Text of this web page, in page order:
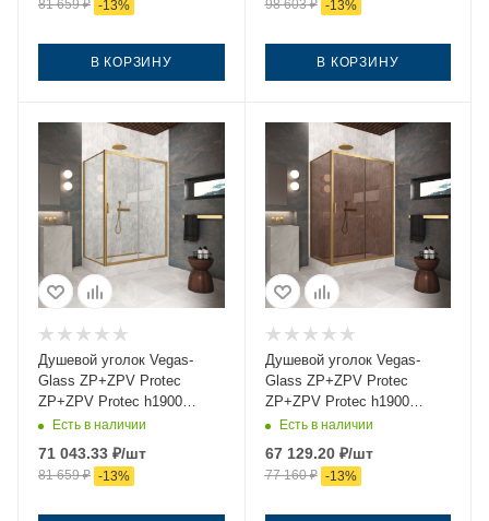
81 659₽ -13%
В КОРЗИНУ
98 603₽ -13%
В КОРЗИНУ
Душевой уголок Vegas-
Glass ZP+ZPV Protec
ZP+ZPV Protec h1900
140*75 03 crystalvision
140х75 стекло прозрачное
профиль золото без
поддона
Есть в наличии
71 043.33 ₽/шт
81 659₽ -13%
Душевой уголок Vegas-
Glass ZP+ZPV Protec
ZP+ZPV Protec h1900
140*75 03 05 140х75 стекло
тонированное профиль
золото без поддона
Есть в наличии
67 129.20₽/шт
77 160₽ -13%